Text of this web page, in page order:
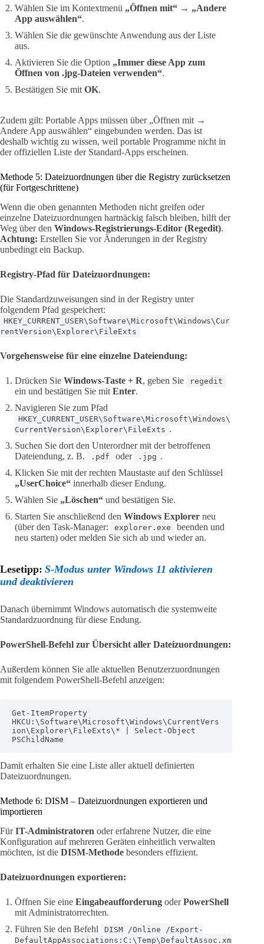
Wählen Sie im Kontextmenü „Öffnen mit“ → „Andere
App auswählen“.
Wählen Sie die gewünschte Anwendung aus der Liste
aus.
Aktivieren Sie die Option „Immer diese App zum
Öffnen von .jpg-Dateien verwenden“.
Bestätigen Sie mit OK.
Zudem gilt: Portable Apps müssen über „Öffnen mit →
Andere App auswählen“ eingebunden werden. Das ist
deshalb wichtig zu wissen, weil portable Programme nicht in
der offiziellen Liste der Standard-Apps erscheinen.
Methode 5: Dateizuordnungen über die Registry zurücksetzen
(für Fortgeschrittene)
Wenn die oben genannten Methoden nicht greifen oder
einzelne Dateizuordnungen hartnäckig falsch bleiben, hilft der
Weg über den Windows-Registrierungs-Editor (Regedit).
Achtung: Erstellen Sie vor Änderungen in der Registry
unbedingt ein Backup.
Registry-Pfad für Dateizuordnungen:
Die Standardzuweisungen sind in der Registry unter
folgendem Pfad gespeichert:
HKEY_CURRENT_USER\Software\Microsoft\Windows\Cur
rentVersion\Explorer\FileExts
Vorgehensweise für eine einzelne Dateiendung:
Drücken Sie Windows-Taste + R, geben Sie regedit
ein und bestätigen Sie mit Enter.
Navigieren Sie zum Pfad
HKEY_CURRENT_USER\Software\Microsoft\Windows\
CurrentVersion\Explorer\FileExts .
Suchen Sie dort den Unterordner mit der betroffenen
Dateiendung, z. B.
.pdf oder .jpg .
Klicken Sie mit der rechten Maustaste auf den Schlüssel
„UserChoice“ innerhalb dieser Endung.
Wählen Sie „Löschen“ und bestätigen Sie.
Starten Sie anschließend den Windows Explorer neu
(über den Task-Manager:
explorer.exe
beenden und
neu starten) oder melden Sie sich ab und wieder an.
Lesetipp: S-Modus unter Windows 11 aktivieren
und deaktivieren
Danach übernimmt Windows automatisch die systemweite
Standardzuordnung für diese Endung.
PowerShell-Befehl zur Übersicht aller Dateizuordnungen:
Außerdem können Sie alle aktuellen Benutzerzuordnungen
mit folgendem PowerShell-Befehl anzeigen:
Get-ItemProperty
HKCU:\Software\Microsoft\Windows\CurrentVers
ion\Explorer\FileExts\* | Select-Object
PSChildName
Damit erhalten Sie eine Liste aller aktuell definierten
Dateizuordnungen.
Methode 6: DISM – Dateizuordnungen exportieren und
importieren
FürIT-Administratoren oder erfahrene Nutzer, die eine
Konfiguration auf mehreren Geräten einheitlich verwalten
möchten, ist die DISM-Methode besonders effizient.
Dateizuordnungen exportieren:
Öffnen Sie eine Eingabeaufforderung oderPowerShell
mit Administratorrechten.
Führen Sie den Befehl
DISM /Online /Export-
DefaultAppAssociations:C:\Temp\DefaultAssoc.xm